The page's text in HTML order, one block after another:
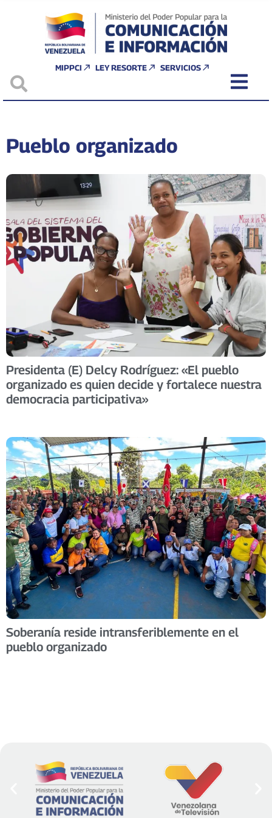
MIPPCI LEY RESORTE SERVICIOS
Pueblo organizado
Presidenta (E) Delcy Rodríguez: «El pueblo
organizado es quien decide y fortalece nuestra
democracia participativa»
Soberanía reside intransferiblemente en el
pueblo organizado